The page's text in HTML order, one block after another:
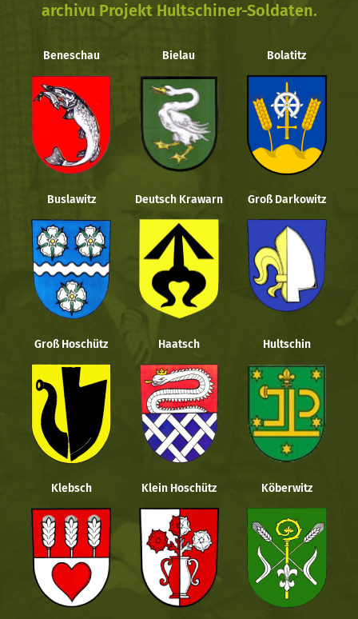
archivu Projekt Hultschiner-Soldaten.
Beneschau Bielau Bolatitz
Buslawitz Deutsch Krawarn Groß Darkowitz
Groß Hoschütz Haatsch Hultschin
Klebsch Klein Hoschütz Köberwitz